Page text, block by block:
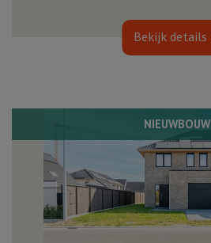
Bekijk details
NIEUWBOUW